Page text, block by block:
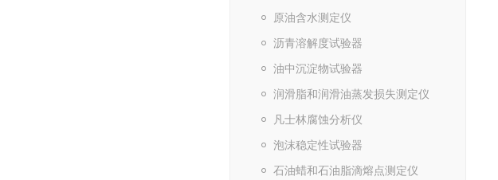
原油含水测定仪
沥青溶解度试验器
油中沉淀物试验器
润滑脂和润滑油蒸发损失测定仪
凡士林腐蚀分析仪
泡沫稳定性试验器
石油蜡和石油脂滴熔点测定仪